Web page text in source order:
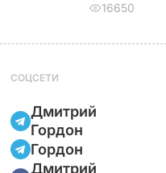
16650
СОЦСЕТИ
Дмитрий
Гордон
Гордон
Дмитрий